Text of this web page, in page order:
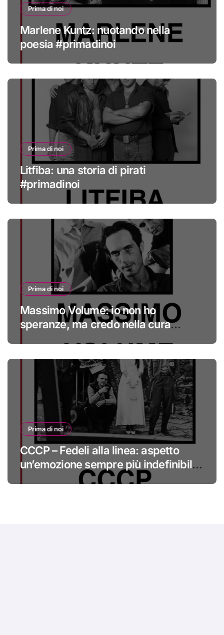
Prima di noi
Marlene Kuntz: nuotando nella
poesia #primadinoi
Prima di noi
Litfiba: una storia di pirati
#primadinoi
Prima di noi
Massimo Volume: io non ho
speranze, ma credo nella cura
Prima di noi
CCCP – Fedeli alla linea: aspetto
un’emozione sempre più indefinibile
#primadinoi